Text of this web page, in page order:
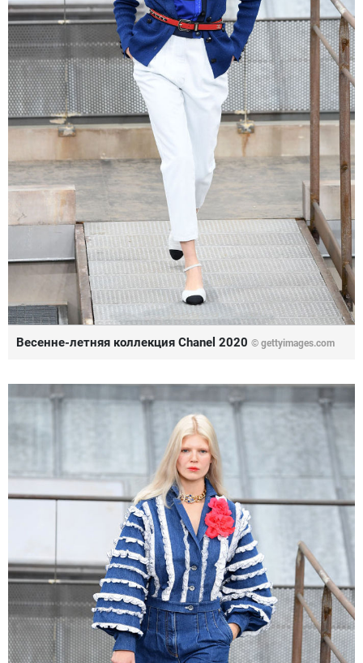
Весенне-летняя коллекция Chanel 2020 © gettyimages.com